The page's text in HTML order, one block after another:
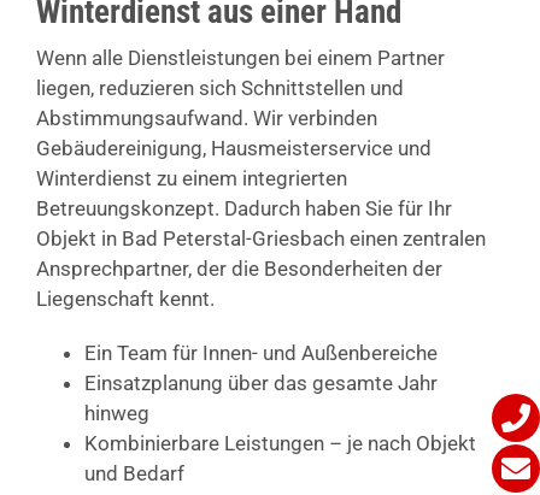
Winterdienst aus einer Hand
Wenn alle Dienstleistungen bei einem Partner
liegen, reduzieren sich Schnittstellen und
Abstimmungsaufwand. Wir verbinden
Gebäudereinigung, Hausmeisterservice und
Winterdienst zu einem integrierten
Betreuungskonzept. Dadurch haben Sie für Ihr
Objekt in Bad Peterstal-Griesbach einen zentralen
Ansprechpartner, der die Besonderheiten der
Liegenschaft kennt.
Ein Team für Innen- und Außenbereiche
Einsatzplanung über das gesamte Jahr
hinweg
Kombinierbare Leistungen – je nach Objekt
und Bedarf